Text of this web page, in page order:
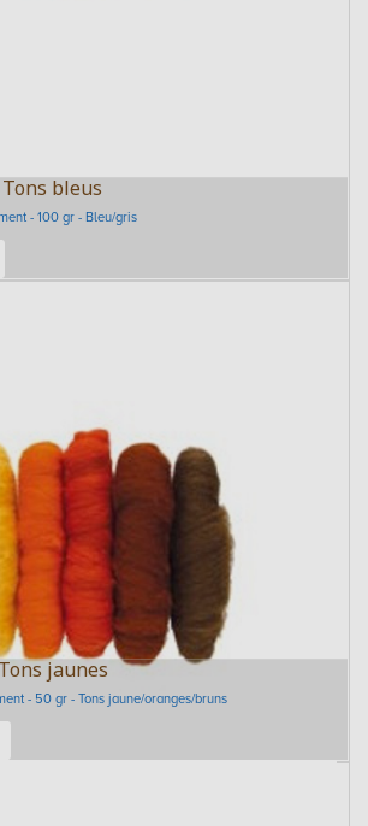
bleus
- 100 gr - Bleu/gris
jaunes
- 50 gr - Tons jaune/oranges/bruns